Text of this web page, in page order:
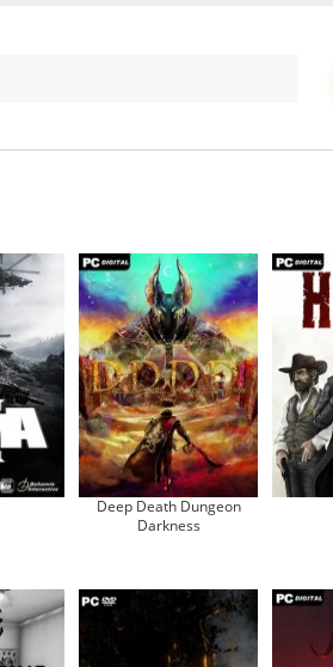
Deep Death Dungeon
Darkness